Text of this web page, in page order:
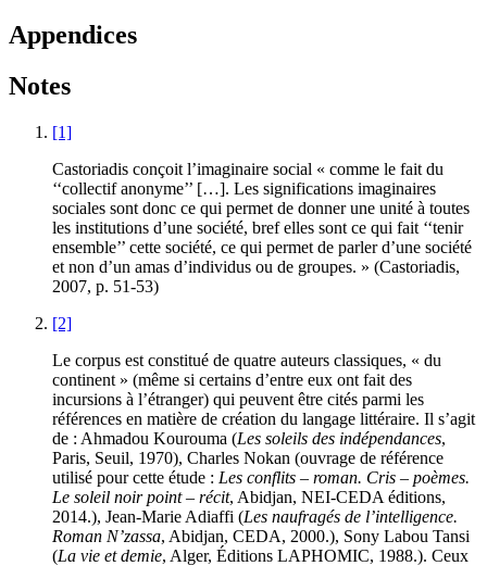
Appendices
Notes
[1]
Castoriadis conçoit l’imaginaire social « comme le fait du
‘‘collectif anonyme’’ […]. Les significations imaginaires
sociales sont donc ce qui permet de donner une unité à toutes
les institutions d’une société, bref elles sont ce qui fait ‘‘tenir
ensemble’’ cette société, ce qui permet de parler d’une société
et non d’un amas d’individus ou de groupes. » (Castoriadis,
2007, p. 51-53)
[2]
Le corpus est constitué de quatre auteurs classiques, « du
continent » (même si certains d’entre eux ont fait des
incursions à l’étranger) qui peuvent être cités parmi les
références en matière de création du langage littéraire. Il s’agit
de : Ahmadou Kourouma (Les soleils des indépendances,
Paris, Seuil, 1970), Charles Nokan (ouvrage de référence
utilisé pour cette étude : Les conflits – roman. Cris – poèmes.
Le soleil noir point – récit, Abidjan, NEI-CEDA éditions,
2014.), Jean-Marie Adiaffi (Les naufragés de l’intelligence.
Roman N’zassa, Abidjan, CEDA, 2000.), Sony Labou Tansi
(La vie et demie, Alger, Éditions LAPHOMIC, 1988.). Ceux